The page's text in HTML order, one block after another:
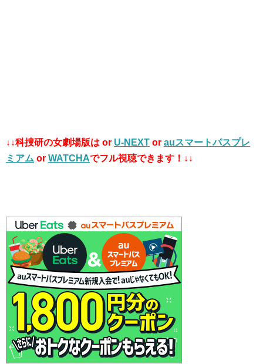
↓↓科捜研の女劇場版は or U-NEXT or auスマートパスプレ
ミアム or WATCHAでフル視聴できます！↓↓